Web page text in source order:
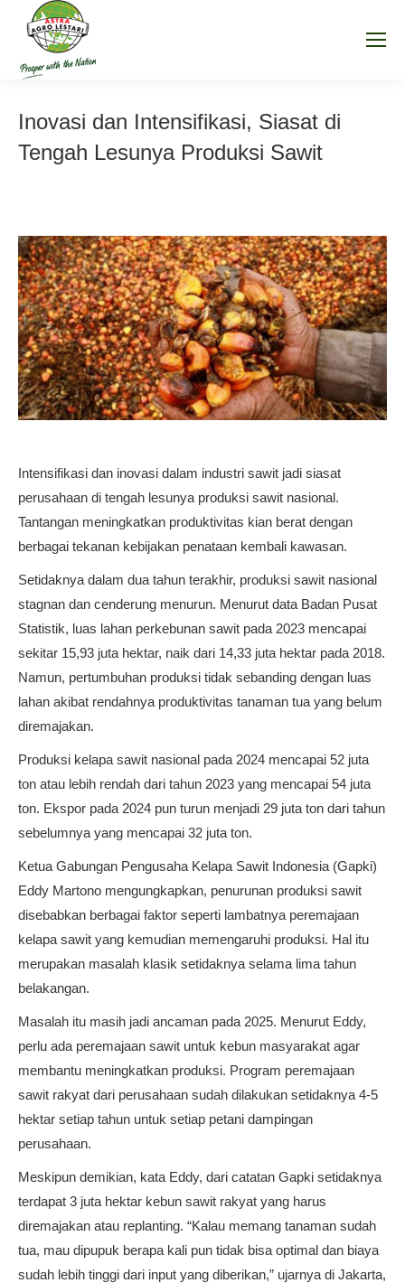
Inovasi dan Intensifikasi, Siasat di
Tengah Lesunya Produksi Sawit
Intensifikasi dan inovasi dalam industri sawit jadi siasat
perusahaan di tengah lesunya produksi sawit nasional.
Tantangan meningkatkan produktivitas kian berat dengan
berbagai tekanan kebijakan penataan kembali kawasan.
Setidaknya dalam dua tahun terakhir, produksi sawit nasional
stagnan dan cenderung menurun. Menurut data Badan Pusat
Statistik, luas lahan perkebunan sawit pada 2023 mencapai
sekitar 15,93 juta hektar, naik dari 14,33 juta hektar pada 2018.
Namun, pertumbuhan produksi tidak sebanding dengan luas
lahan akibat rendahnya produktivitas tanaman tua yang belum
diremajakan.
Produksi kelapa sawit nasional pada 2024 mencapai 52 juta
ton atau lebih rendah dari tahun 2023 yang mencapai 54 juta
ton. Ekspor pada 2024 pun turun menjadi 29 juta ton dari tahun
sebelumnya yang mencapai 32 juta ton.
Ketua Gabungan Pengusaha Kelapa Sawit Indonesia (Gapki)
Eddy Martono mengungkapkan, penurunan produksi sawit
disebabkan berbagai faktor seperti lambatnya peremajaan
kelapa sawit yang kemudian memengaruhi produksi. Hal itu
merupakan masalah klasik setidaknya selama lima tahun
belakangan.
Masalah itu masih jadi ancaman pada 2025. Menurut Eddy,
perlu ada peremajaan sawit untuk kebun masyarakat agar
membantu meningkatkan produksi. Program peremajaan
sawit rakyat dari perusahaan sudah dilakukan setidaknya 4-5
hektar setiap tahun untuk setiap petani dampingan
perusahaan.
Meskipun demikian, kata Eddy, dari catatan Gapki setidaknya
terdapat 3 juta hektar kebun sawit rakyat yang harus
diremajakan atau replanting. “Kalau memang tanaman sudah
tua, mau dipupuk berapa kali pun tidak bisa optimal dan biaya
sudah lebih tinggi dari input yang diberikan,” ujarnya di Jakarta,